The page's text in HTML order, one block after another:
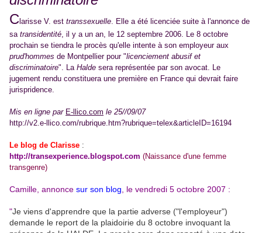
C larisse V. est transsexuelle. Elle a été licenciée suite à l'annonce de
sa transidentité, il y a un an, le 12 septembre 2006. Le 8 octobre
prochain se tiendra le procès qu'elle intente à son employeur aux
prud'hommes de Montpellier pour "licenciement abusif et
discriminatoire". La Halde sera représentée par son avocat. Le
jugement rendu constituera une première en France qui devrait faire
jurispridence.
Mis en ligne par E-llico.com le 25//09/07
http://v2.e-llico.com/rubrique.htm?rubrique=telex&articleID=16194
Le blog de Clarisse :
http://transexperience.blogspot.com (Naissance d'une femme
transgenre)
Camille, annonce sur son blog , le vendredi 5 octobre 2007 :
"Je viens d'apprendre que la partie adverse ("l'employeur")
demande le report de la plaidoirie du 8 octobre invoquant la